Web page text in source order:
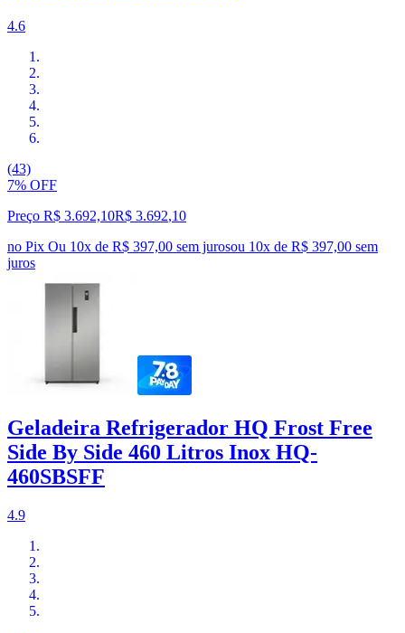
4.6
(43)
7% OFF
Preço R$ 3.692,10R$ 3.692,10
no Pix Ou 10x de R$ 397,00 sem jurosou 10x de R$ 397,00 sem
juros
Geladeira Refrigerador HQ Frost Free
Side By Side 460 Litros Inox HQ-
460SBSFF
4.9